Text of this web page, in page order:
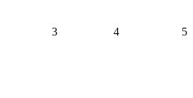
3 4 5